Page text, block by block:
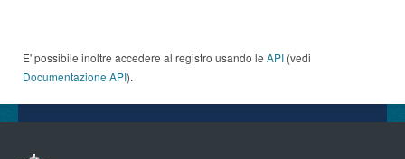
E' possibile inoltre accedere al registro usando le API (vedi
Documentazione API).